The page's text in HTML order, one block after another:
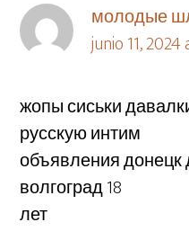
молодые
junio 11,
жопы сиськи
русскую интим
объявления донецк
волгоград 18
лет